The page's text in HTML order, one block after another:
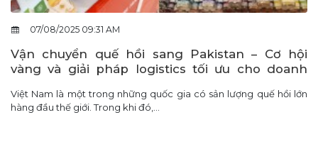
07/08/2025 09:31 AM
Vận chuyển quế hồi sang Pakistan – Cơ hội
vàng và giải pháp logistics tối ưu cho doanh
Việt Nam là một trong những quốc gia có sản lượng quế hồi lớn
hàng đầu thế giới. Trong khi đó,...